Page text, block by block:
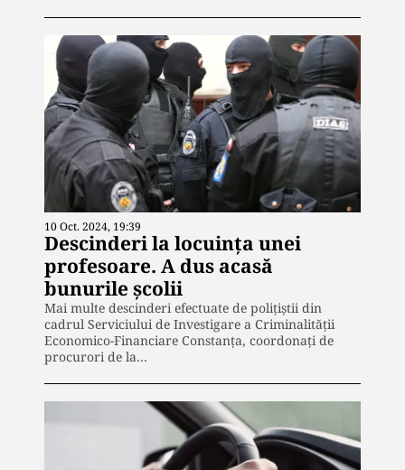
10 Oct. 2024, 19:39
Descinderi la locuința unei
profesoare. A dus acasă
bunurile școlii
Mai multe descinderi efectuate de polițiștii din
cadrul Serviciului de Investigare a Criminalității
Economico-Financiare Constanța, coordonați de
procurori de la…